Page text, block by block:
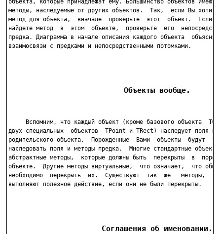
объекта, которые принадлежат ему. Большинство объектов имеют
методы, наследуемые от других объектов.  Так,  если Вы хотите
метод для объекта,  вначале  проверьте  этот  объект.  Если
найдете метод  в  этом  объекте,  проверьте  его
предка. Диаграмма в начале описания каждого объекта
взаимосвязи с предками и непосредственными потомками.
                          Объекты вообще.
Вспомним, что каждый объект (кроме базового объекта
двух специальных  объектов  TPoint и TRect) наследует поля и
родительского объекта.  Порожденные  Вами  объекты  будут
наследовать поля и методы предка.  Многие стандартные объекты
абстрактные методы,  которые должны быть  перекрыты  в
объекте.  Другие методы виртуальные,  что означает,  что
необходимо  перекрыть  их.  Существуют  так  же   методы,
выполняют полезное действие, если они не были перекрыты.
                     Соглашения об именовании.